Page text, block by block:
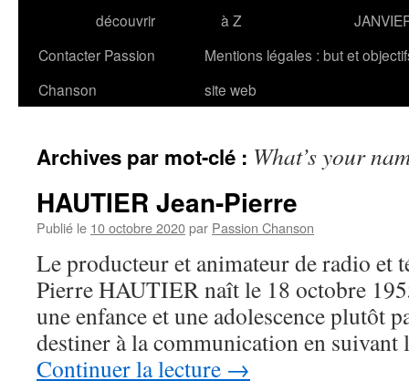
découvrir
à Z
Contacter Passion
Chanson
Mentions légales : but et
site web
Archives par mot-clé : What’s your
HAUTIER Jean-Pierre
Publié le 10 octobre 2020par Passion Chanson
Le producteur et animateur de radio et
Pierre HAUTIER naît le 18 octobre
une enfance et une adolescence plutôt
destiner à la communication en
Continuer la lecture →